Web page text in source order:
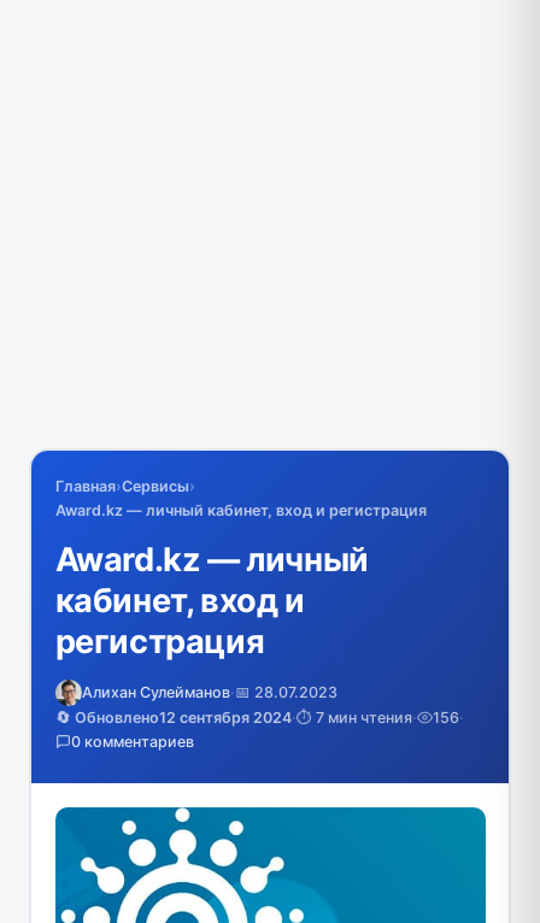
Главная›Сервисы›
Award.kz — личный кабинет, вход и регистрация
Award.kz — личный
кабинет, вход и
регистрация
Алихан Сулейманов·📅 28.07.2023
🔄 Обновлено12 сентября 2024·⏱️ 7 мин чтения· 156·
0 комментариев